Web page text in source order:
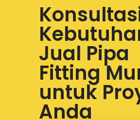
Jual Pipa
Fitting
untuk
Anda